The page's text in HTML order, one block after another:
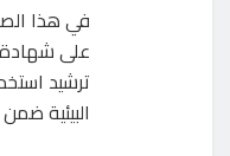
في هذا
ترشيد
البيئية ضمن رؤية مصر 2030 و دعم الشركة الكامل